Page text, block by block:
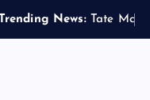
News: Tate Mc